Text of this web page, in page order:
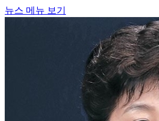
뉴스 메뉴 보기